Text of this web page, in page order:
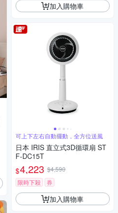
加入購物車
可上下左右自動擺動，全方位送風
日本 IRIS 直立式3D循環扇 ST
F-DC15T
$4,223 $4,590
限時下殺
券
加入購物車